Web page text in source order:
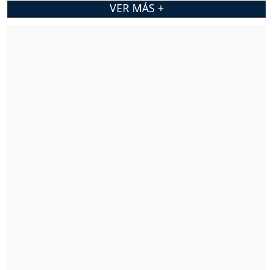
VER MÁS +